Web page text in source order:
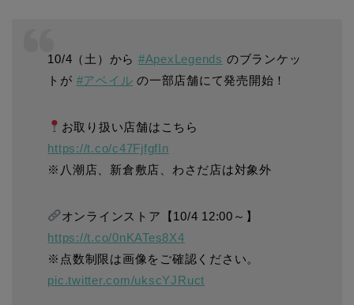
10/4（土）から #ApexLegends のブランケッ
トが #アベイル の一部店舗にて発売開始！
お取り扱い店舗はこちら
https://t.co/c47FjfgfIn
※八潮店、新倉敷店、わさだ店は対象外
オンラインストア【10/4 12:00～】
https://t.co/0nKATes8X4
※点数制限は画像をご確認ください。
pic.twitter.com/ukscYJRuct